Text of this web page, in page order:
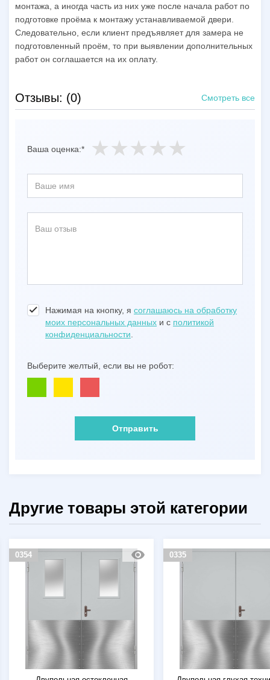
монтажа, а иногда часть из них уже после начала работ по
подготовке проёма к монтажу устанавливаемой двери.
Следовательно, если клиент предъявляет для замера не
подготовленный проём, то при выявлении дополнительных
работ он соглашается на их оплату.
Отзывы: (0) Смотреть все
Ваша оценка:*
Нажимая на кнопку, я соглашаюсь на обработку
моих персональных данных и с политикой
конфиденциальности
Выберите желтый, если вы не робот:
Отправить
Другие товары этой категории
0354 0335